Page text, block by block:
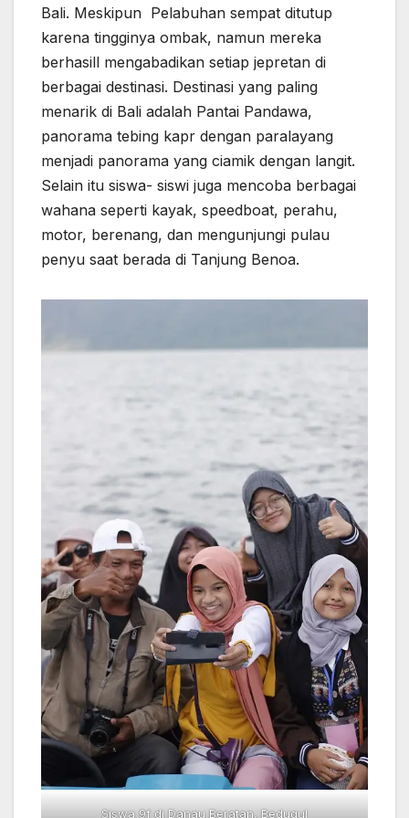
Bali. Meskipun Pelabuhan sempat ditutup
karena tingginya ombak, namun mereka
berhasill mengabadikan setiap jepretan di
berbagai destinasi. Destinasi yang paling
menarik di Bali adalah Pantai Pandawa,
panorama tebing kapr dengan paralayang
menjadi panorama yang ciamik dengan langit.
Selain itu siswa- siswi juga mencoba berbagai
wahana seperti kayak, speedboat, perahu,
motor, berenang, dan mengunjungi pulau
penyu saat berada di Tanjung Benoa.
Siswa 9f di Danau Beratan, Bedugul